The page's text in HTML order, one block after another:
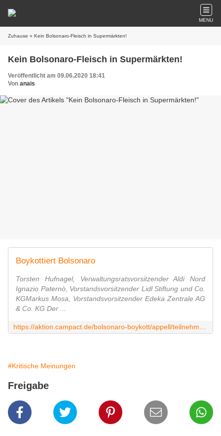
MENU
Zuhause » Kein Bolsonaro-Fleisch in Supermärkten!
Kein Bolsonaro-Fleisch in Supermärkten!
Veröffentlicht am 09.06.2020 18:41
Von anais
Boykottiert Bolsonaro
Torsten Hufnagel, Verwaltungsratsvorsitzender Aldi Nord
Ignazio Paternò, Vorstandsvorsitzender Lidl Stiftung und Co.
KGMarkus Mosa, Vorstandsvorsitzender Edeka Zentrale AG
& Co. KG Der ...
#Kritische Meinungen
Freigabe